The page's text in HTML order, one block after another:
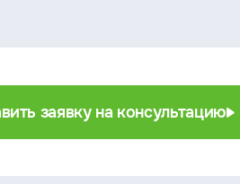
заявку на консультацию